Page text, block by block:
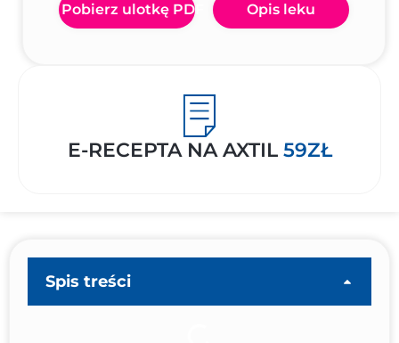
Pobierz ulotkę PDF Opis leku
E-RECEPTA NA AXTIL 59ZŁ
Spis treści